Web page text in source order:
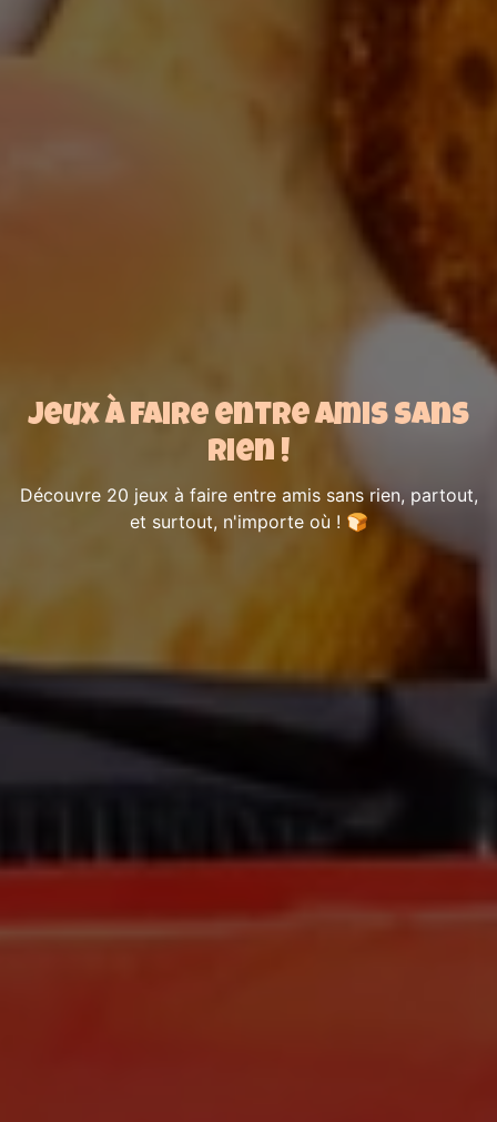
Jeux à faire entre amis sans
rien !
Découvre 20 jeux à faire entre amis sans rien, partout,
et surtout, n'importe où ! 🍞